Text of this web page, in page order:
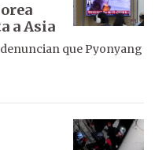
a Asia
que Pyonyang